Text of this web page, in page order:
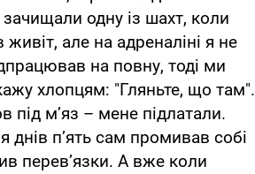
одну із шахт, коли
але на адреналіні я не
на повну, тоді ми
хлопцям: "Гляньте, що там".
під м’яз – мене підлатали.
днів п’ять сам промивав собі
перев’язки. А вже коли